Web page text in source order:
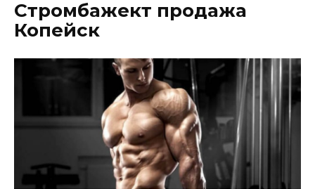
Стромбажект продажа
Копейск